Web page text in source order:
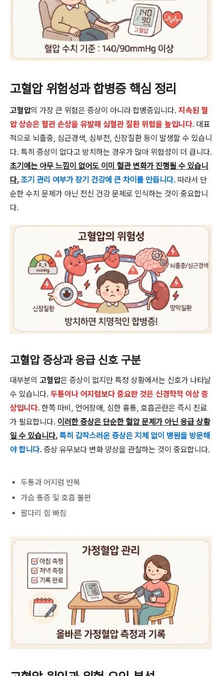
고혈압 위험성과 합병증 핵심 정리
고혈압의 가장 큰 위험은 증상이 아니라 합병증입니다. 지속된 혈
압 상승은 혈관 손상을 유발해 심혈관 질환 위험을 높입니다. 대표
적으로 뇌졸중, 심근경색, 심부전, 신장질환 등이 발생할 수 있습니
다. 특히 증상이 없다고 방치하는 경우가 많아 위험성이 더 큽니다.
초기에는 아무 느낌이 없어도 이미 혈관 변화가 진행될 수 있습니
다. 조기 관리 여부가 장기 건강에 큰 차이를 만듭니다. 따라서 단
순한 수치 문제가 아닌 전신 건강 문제로 인식하는 것이 중요합니
다.
고혈압 증상과 응급 신호 구분
대부분의 고혈압은 증상이 없지만 특정 상황에서는 신호가 나타날
수 있습니다. 두통이나 어지럼보다 중요한 것은 신경학적 이상 증
상입니다. 한쪽 마비, 언어장애, 심한 흉통, 호흡곤란은 즉시 진료
가 필요합니다. 이러한 증상은 단순한 혈압 문제가 아닌 응급 상황
일 수 있습니다. 특히 갑작스러운 증상은 지체 없이 병원을 방문해
야 합니다. 증상 유무보다 변화 양상을 관찰하는 것이 중요합니다.
두통과 어지럼 반복
가슴 통증 및 호흡 불편
팔다리 힘 빠짐